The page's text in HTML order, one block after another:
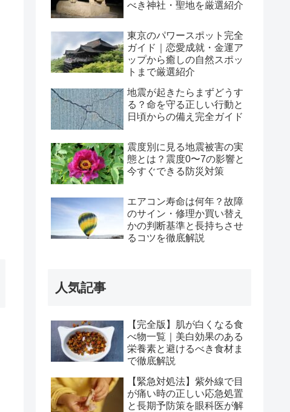
べき神社・聖地を厳選紹介
東京のパワースポット完全
ガイド｜恋愛成就・金運ア
ップから癒しの自然スポッ
トまで厳選紹介
地震が起きたらまずどうす
る？命を守る正しい行動と
日頃からの備え完全ガイド
震度別に見る地震被害の実
態とは？震度0〜7の影響と
今すぐできる防災対策
エアコン寿命は何年？故障
のサイン・修理か買い替え
かの判断基準と長持ちさせ
るコツを徹底解説
人気記事
【完全版】肌が白くなる食
べ物一覧｜美白効果のある
栄養素と避けるべき食材ま
で徹底解説
【緊急対処法】紫外線で目
が痛い時の正しい応急処置
と長期予防策を眼科医が解